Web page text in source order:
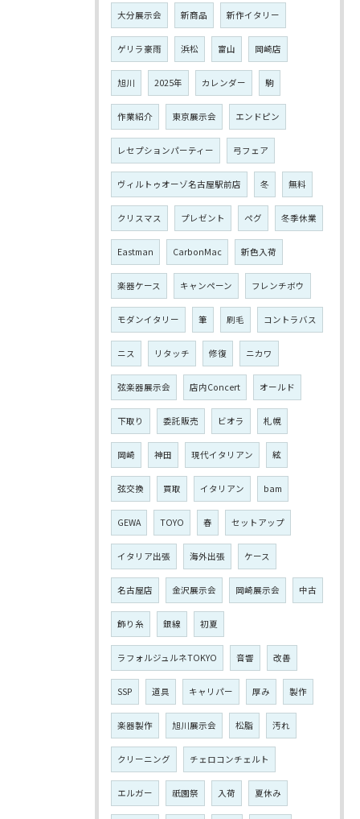
大分展示会 新商品 新作イタリー
ゲリラ豪雨 浜松 富山 岡崎店
旭川 2025年 カレンダー 駒
作業紹介 東京展示会 エンドピン
レセプションパーティー 弓フェア
ヴィルトゥオーゾ名古屋駅前店 冬 無料
クリスマス プレゼント ペグ 冬季休業
Eastman CarbonMac 新色入荷
楽器ケース キャンペーン フレンチボウ
モダンイタリー 筆 刷毛 コントラバス
ニス リタッチ 修復 ニカワ
弦楽器展示会 店内Concert オールド
下取り 委託販売 ビオラ 札幌
岡崎 神田 現代イタリアン 絃
弦交換 買取 イタリアン bam
GEWA TOYO 春 セットアップ
イタリア出張 海外出張 ケース
名古屋店 金沢展示会 岡崎展示会 中古
飾り糸 銀線 初夏
ラフォルジュルネTOKYO 音響 改善
SSP 道具 キャリパー 厚み 製作
楽器製作 旭川展示会 松脂 汚れ
クリーニング チェロコンチェルト
エルガー 祇園祭 入荷 夏休み